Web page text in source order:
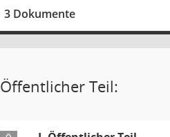
3 Dokumente
Öffentlicher Teil: